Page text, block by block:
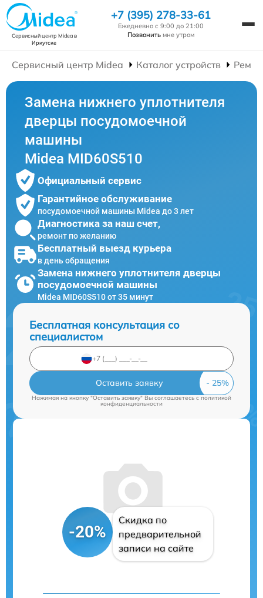
Сервисный центр Mideaв
Иркутске
+7 (395) 278-33-61
Ежедневно с 9:00 до 21:00
Позвонить мне утром
Сервисный центр Midea Каталог устройств
Замена нижнего уплотнителя
дверцы посудомоечной
машины
Midea MID60S510
Официальный сервис
Гарантийное обслуживание
посудомоечной машины Midea до 3 лет
Диагностика за наш счет,
ремонт по желанию
Бесплатный выезд курьера
в день обращения
Замена нижнего уплотнителя дверцы
посудомоечной машины
Midea MID60S510 от 35 минут
Бесплатная консультация со
специалистом
Оставить заявку
Нажимая на кнопку "Оставить заявку" Вы соглашаетесь cполитикой
конфиденциальности
-20%
Скидка по
предварительной
записи на сайте